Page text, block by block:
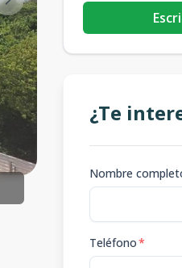
¿Te
Nombre
Teléfono*